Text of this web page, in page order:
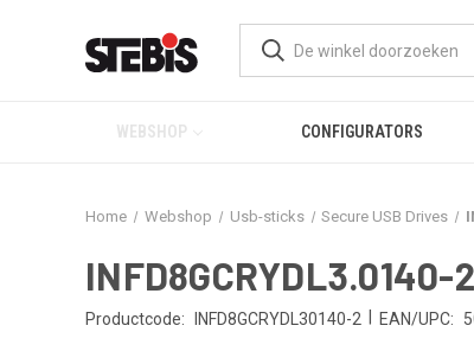
WEBSHOP CONFIGURATORS
Home Webshop Usb-sticks Secure USB Drives
Productcode: INFD8GCRYDL30140-2 EAN/UPC: